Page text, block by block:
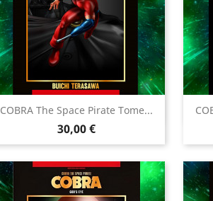
COBRA The Space Pirate Tome...
Prix
30,00 €
Aperçu rapide